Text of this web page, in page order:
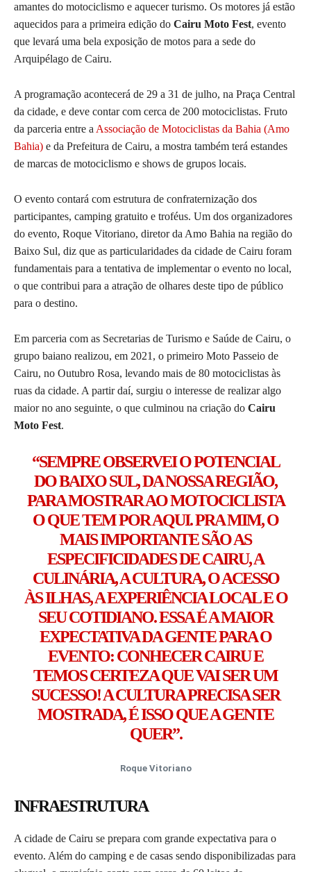
amantes do motociclismo e aquecer turismo. Os motores já estão
aquecidos para a primeira edição do Cairu Moto Fest, evento
que levará uma bela exposição de motos para a sede do
Arquipélago de Cairu.
A programação acontecerá de 29 a 31 de julho, na Praça Central
da cidade, e deve contar com cerca de 200 motociclistas. Fruto
da parceria entre aAssociação de Motociclistas da Bahia (Amo
Bahia) e da Prefeitura de Cairu, a mostra também terá estandes
de marcas de motociclismo e shows de grupos locais.
O evento contará com estrutura de confraternização dos
participantes, camping gratuito e troféus. Um dos organizadores
do evento, Roque Vitoriano, diretor da Amo Bahia na região do
Baixo Sul, diz que as particularidades da cidade de Cairu foram
fundamentais para a tentativa de implementar o evento no local,
o que contribui para a atração de olhares deste tipo de público
para o destino.
Em parceria com as Secretarias de Turismo e Saúde de Cairu, o
grupo baiano realizou, em 2021, o primeiro Moto Passeio de
Cairu, no Outubro Rosa, levando mais de 80 motociclistas às
ruas da cidade. A partir daí, surgiu o interesse de realizar algo
maior no ano seguinte, o que culminou na criação do Cairu
Moto Fest.
“SEMPRE OBSERVEI O POTENCIAL
DO BAIXO SUL, DA NOSSA REGIÃO,
PARA MOSTRAR AO MOTOCICLISTA
O QUE TEM POR AQUI. PRA MIM, O
MAIS IMPORTANTE SÃO AS
ESPECIFICIDADES DE CAIRU, A
CULINÁRIA, A CULTURA, O ACESSO
ÀS ILHAS, A EXPERIÊNCIA LOCAL E O
SEU COTIDIANO. ESSA É A MAIOR
EXPECTATIVA DA GENTE PARA O
EVENTO: CONHECER CAIRU E
TEMOS CERTEZA QUE VAI SER UM
SUCESSO! A CULTURA PRECISA SER
MOSTRADA, É ISSO QUE A GENTE
QUER”.
Roque Vitoriano
INFRAESTRUTURA
A cidade de Cairu se prepara com grande expectativa para o
evento. Além do camping e de casas sendo disponibilizadas para